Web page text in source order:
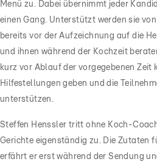
Menü zu. Dabei übernimmt jeder
einen Gang. Unterstützt werden sie
bereits vor der Aufzeichnung auf die
und ihnen während der Kochzeit
kurz vor Ablauf der vorgegebenen Zeit
Hilfestellungen geben und die
unterstützen.
Steffen Henssler tritt ohne Koch-
Gerichte eigenständig zu. Die Zutaten
erfährt er erst während der Sendung